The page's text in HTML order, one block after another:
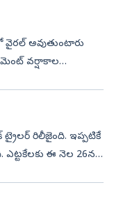
అవుతుంటారు
వర్షాకాల
రిలీజైంది. ఇప్పటికే
ఈ నెల 26న